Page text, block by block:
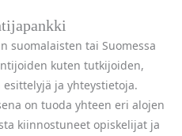
suomalaisten tai Suomessa
kuten tutkijoiden,
ja yhteystietoja.
on tuoda yhteen eri alojen
kiinnostuneet opiskelijat ja